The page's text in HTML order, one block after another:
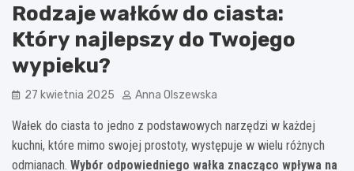
Rodzaje wałków do ciasta:
Który najlepszy do Twojego
wypieku?
27 kwietnia 2025 Anna Olszewska
Wałek do ciasta to jedno z podstawowych narzędzi w każdej
kuchni, które mimo swojej prostoty, występuje w wielu różnych
odmianach. Wybór odpowiedniego wałka znacząco wpływa na